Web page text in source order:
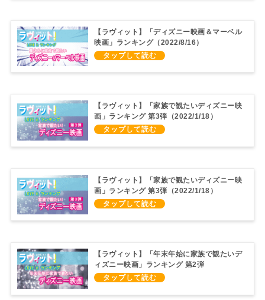
【ラヴィット】「ディズニー映画＆マーベル
映画」ランキング（2022/8/16）
【ラヴィット】「家族で観たいディズニー映
画」ランキング 第3弾（2022/1/18）
【ラヴィット】「家族で観たいディズニー映
画」ランキング 第3弾（2022/1/18）
【ラヴィット】「年末年始に家族で観たいデ
ィズニー映画」ランキング 第2弾
（2021/12/21）